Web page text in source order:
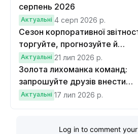
серпень 2026
Актуальні 4 серп 2026 р.
Сезон корпоративної
торгуйте, прогнозуйте й
вигравайте Cybertruck
Актуальні 21 лип 2026 р.
Золота лихоманка команд:
запрошуйте друзів внести
депозит на $100 і торгувати на
Актуальні 17 лип 2026 р.
Log in to comment